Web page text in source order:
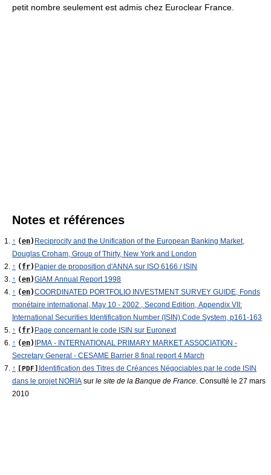
petit nombre seulement est admis chez Euroclear France.
Notes et références
↑ (en) Reciprocity and the Unification of the European Banking Market,
Douglas Croham, Group of Thirty, New York and London
↑ (fr) Papier de proposition d'ANNA sur ISO 6166 / ISIN
↑ (en)GIAM Annual Report 1998
↑ (en)COORDINATED PORTFOLIO INVESTMENT SURVEY GUIDE, Fonds
monétaire international, May 10 - 2002 , Second Edition, Appendix VII:
International Securities Identification Number (ISIN) Code System, p161-163
↑ (fr) Page concernant le code ISIN sur Euronext
↑ (en) IPMA - INTERNATIONAL PRIMARY MARKET ASSOCIATION -
Secretary General - CESAME Barrier 8 final report 4 March
↑ [PDF] Identification des Titres de Créances Négociables par le code ISIN
dans le projet NORIA sur le site de la Banque de France . Consulté le 27 mars
2010